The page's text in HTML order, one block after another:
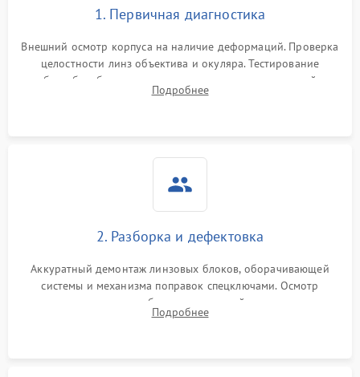
1. Первичная диагностика
Внешний осмотр корпуса на наличие деформаций. Проверка
целостности линз объектива и окуляра. Тестирование
работы барабанчиков ввода поправок, кольца отстройки
параллакса и зума. Выявление сколов, внутренних
Подробнее
2. Разборка и дефектовка
Аккуратный демонтаж линзовых блоков, оборачивающей
системы и механизма поправок спецключами. Осмотр
внутренних резьбовых соединений, пружин и
уплотнительных колец. Поиск причин люфта, смещения
Подробнее